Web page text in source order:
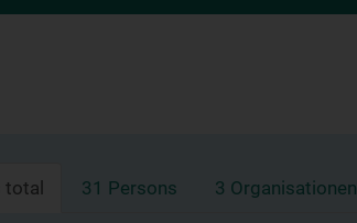
total 31 Persons 3 Organisationen